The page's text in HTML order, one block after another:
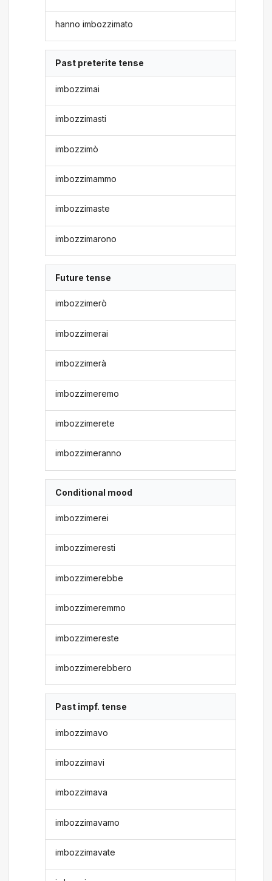
hanno imbozzimato
Past preterite tense
imbozzimai
imbozzimasti
imbozzimò
imbozzimammo
imbozzimaste
imbozzimarono
Future tense
imbozzimerò
imbozzimerai
imbozzimerà
imbozzimeremo
imbozzimerete
imbozzimeranno
Conditional mood
imbozzimerei
imbozzimeresti
imbozzimerebbe
imbozzimeremmo
imbozzimereste
imbozzimerebbero
Past impf. tense
imbozzimavo
imbozzimavi
imbozzimava
imbozzimavamo
imbozzimavate